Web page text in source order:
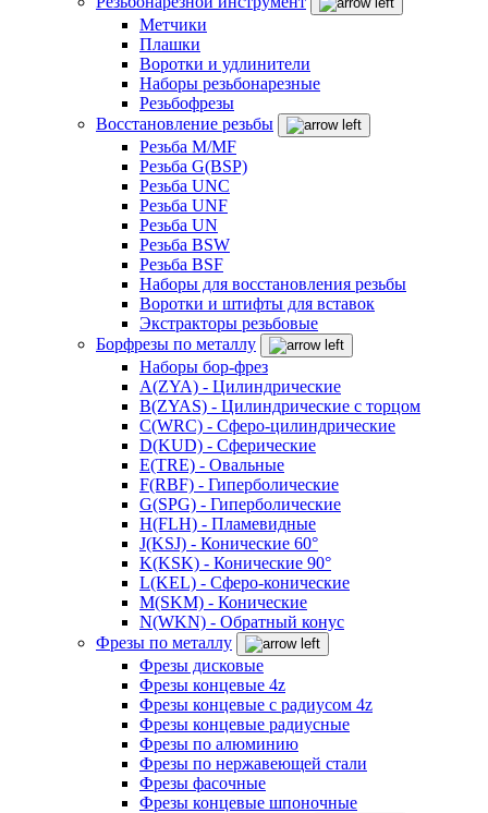
Метчики
Плашки
Воротки и удлинители
Наборы резьбонарезные
Резьбофрезы
Восстановление резьбы
Резьба M/MF
Резьба G(BSP)
Резьба UNC
Резьба UNF
Резьба UN
Резьба BSW
Резьба BSF
Наборы для восстановления резьбы
Воротки и штифты для вставок
Экстракторы резьбовые
Борфрезы по металлу
Наборы бор-фрез
A(ZYA) - Цилиндрические
B(ZYAS) - Цилиндрические с торцом
C(WRC) - Сферо-цилиндрические
D(KUD) - Сферические
E(TRE) - Овальные
F(RBF) - Гиперболические
G(SPG) - Гиперболические
H(FLH) - Пламевидные
J(KSJ) - Конические 60°
K(KSK) - Конические 90°
L(KEL) - Сферо-конические
M(SKM) - Конические
N(WKN) - Обратный конус
Фрезы по металлу
Фрезы дисковые
Фрезы концевые 4z
Фрезы концевые с радиусом 4z
Фрезы концевые радиусные
Фрезы по алюминию
Фрезы по нержавеющей стали
Фрезы фасочные
Фрезы концевые шпоночные